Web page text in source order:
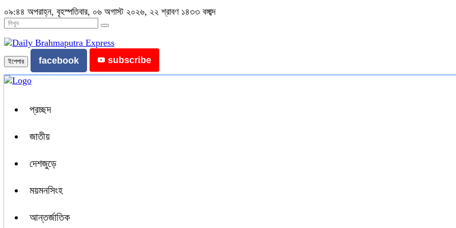
০৯:৪৪ অপরাহ্ন, বৃহস্পতিবার, ০৬ অগাস্ট ২০২৬, ২২ শ্রাবণ ১৪৩৩ বঙ্গাব্দ
ইপেপার facebook subscribe
প্রচ্ছদ
জাতীয়
দেশজুড়ে
ময়মনসিংহ
আন্তর্জাতিক